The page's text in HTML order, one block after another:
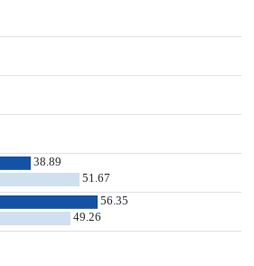
38.89
51.67
56.35
49.26